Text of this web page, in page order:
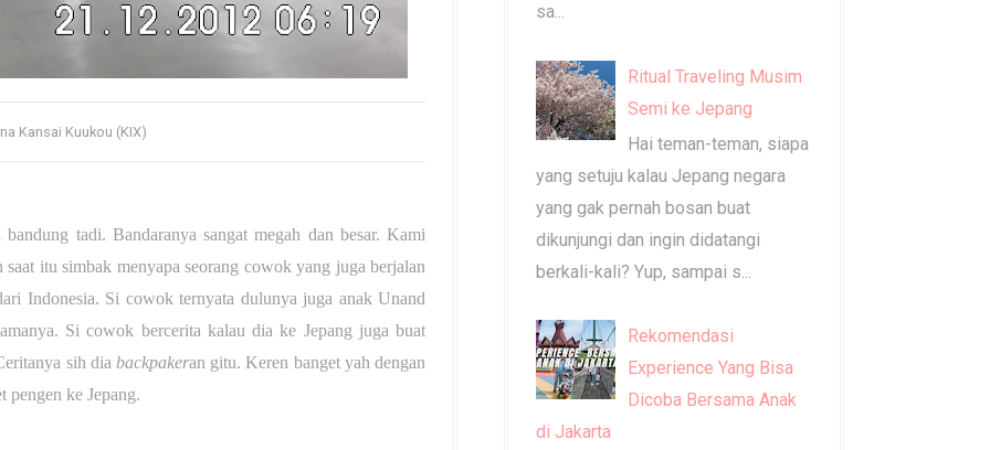
Kansai Kuukou (KIX)
tadi. Bandaranya sangat megah dan besar. Kami
itu simbak menyapa seorang cowok yang juga berjalan
Indonesia. Si cowok ternyata dulunya juga anak Unand
Si cowok bercerita kalau dia ke Jepang juga buat
sih dia backpakeran gitu. Keren banget yah dengan
pengen ke Jepang.
sa...
Ritual Traveling Musim
Semi ke Jepang
Hai teman-teman, siapa
yang setuju kalau Jepang negara
yang gak pernah bosan buat
dikunjungi dan ingin didatangi
berkali-kali? Yup, sampai s...
Rekomendasi
Experience Yang Bisa
Dicoba Bersama Anak
di Jakarta